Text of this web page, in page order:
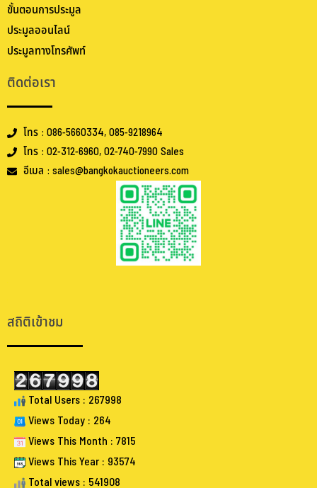
ขั้นตอนการประมูล
ประมูลออนไลน์
ประมูลทางโทรศัพท์
ติดต่อเรา
โทร : 086-5660334, 085-9218964
โทร : 02-312-6960, 02-740-7990 Sales
อีเมล : sales@bangkokauctioneers.com
สถิติเข้าชม
Total Users : 267998
Views Today : 264
Views This Month : 7815
Views This Year : 93574
Total views : 541908